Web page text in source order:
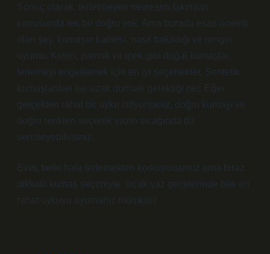
Sonuç olarak, terletmeyen nevresim takımları
konusunda tek bir doğru yok. Ama burada esas önemli
olan şey, kumaşın kalitesi, nasıl bakıldığı ve rengin
uyumu. Keten, pamuk ve ipek gibi doğal kumaşlar,
terlemeyi engellemek için en iyi seçenekler. Sentetik
kumaşlardan ise uzak durmak gerektiği net. Eğer
gerçekten rahat bir uyku istiyorsanız, doğru kumaşı ve
doğru renkleri seçerek yazın sıcağında da
serinleyebilirsiniz.
Evet, belki hala terlemekten korkuyorsunuz ama biraz
dikkatli kumaş seçimiyle, sıcak yaz gecelerinde bile en
rahat uykuyu uyumanız mümkün!